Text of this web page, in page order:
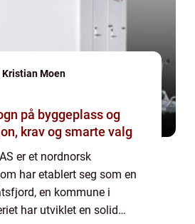
Kristian Moen
på byggeplass og
krav og smarte valg
er et nordnorsk
har etablert seg som en
en kommune i
har utviklet en solid